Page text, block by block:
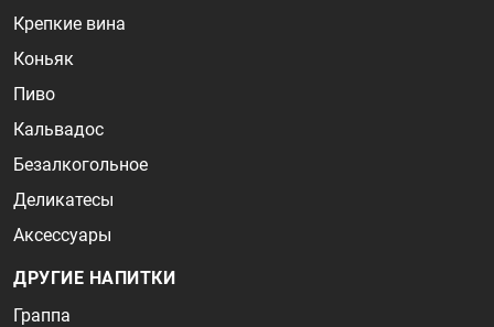
Крепкие вина
Коньяк
Пиво
Кальвадос
Безалкогольное
Деликатесы
Аксессуары
ДРУГИЕ НАПИТКИ
Граппа